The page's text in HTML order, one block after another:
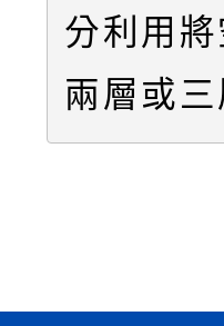
分利用
兩層或三